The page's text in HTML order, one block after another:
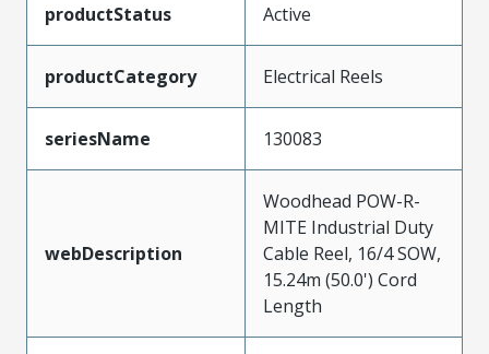
productStatus Active
productCategory Electrical Reels
seriesName 130083
webDescription
Woodhead POW-R-
MITE Industrial Duty
Cable Reel, 16/4 SOW,
15.24m (50.0') Cord
Length